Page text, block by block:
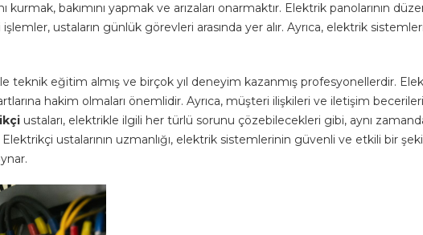
kurmak, bakımını yapmak ve arızaları onarmaktır. Elektrik panolarının
ustaların günlük görevleri arasında yer alır. Ayrıca, elektrik
teknik eğitim almış ve birçok yıl deneyim kazanmış profesyonellerdir.
hakim olmaları önemlidir. Ayrıca, müşteri ilişkileri ve iletişim becerileri
ustaları, elektrikle ilgili her türlü sorunu çözebilecekleri gibi, aynı
ustalarının uzmanlığı, elektrik sistemlerinin güvenli ve etkili bir